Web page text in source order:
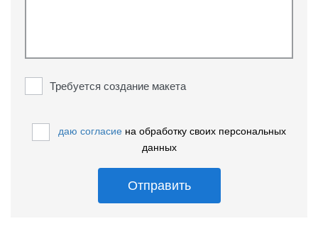
Требуется создание макета
даю согласие на обработку своих персональных
данных
Отправить